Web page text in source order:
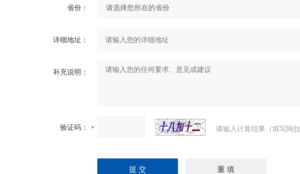
省份：
详细地址：
补充说明：
验证码： 请输入计算结果（填写阿